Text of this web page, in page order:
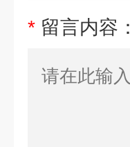
* 留言内容：